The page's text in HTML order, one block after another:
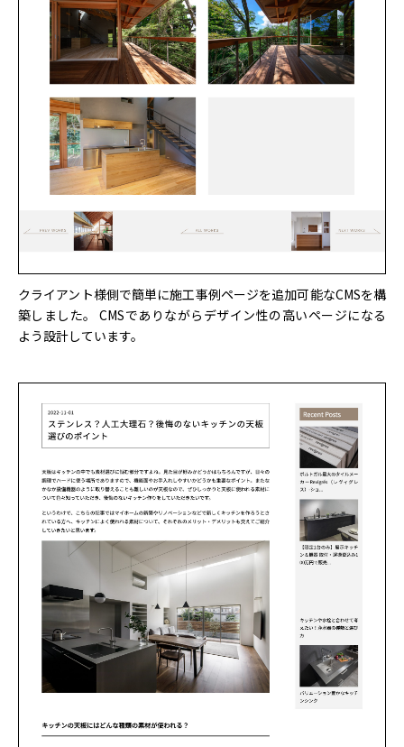
クライアント様側で簡単に施工事例ページを追加可能なCMSを構
築しました。 CMSでありながらデザイン性の高いページになる
よう設計しています。